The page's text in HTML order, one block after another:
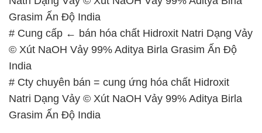
Grasim Ấn Độ India
# Cung cấp ← bán hóa chất Hidroxit Natri Dạng Vảy
© Xút NaOH Vảy 99% Aditya Birla Grasim Ấn Độ
India
# Cty chuyên bán = cung ứng hóa chất Hidroxit
Natri Dạng Vảy © Xút NaOH Vảy 99% Aditya Birla
Grasim Ấn Độ India